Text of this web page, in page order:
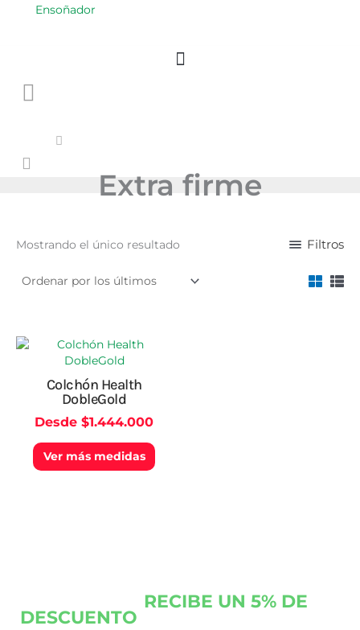
Extra firme
Mostrando el único resultado Filtros
Colchón Health
DobleGold
Desde $1.444.000
Ver más medidas
RECIBE UN 5% DE
DESCUENTO